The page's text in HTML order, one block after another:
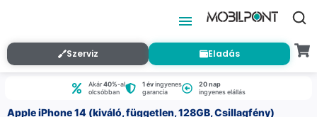
Szerviz Eladás
Akár40%-al
olcsóbban
1 évingyenes
garancia
20 nap
ingyenes elállás
Apple iPhone 14 (kiváló, független, 128GB, Csillagfény)